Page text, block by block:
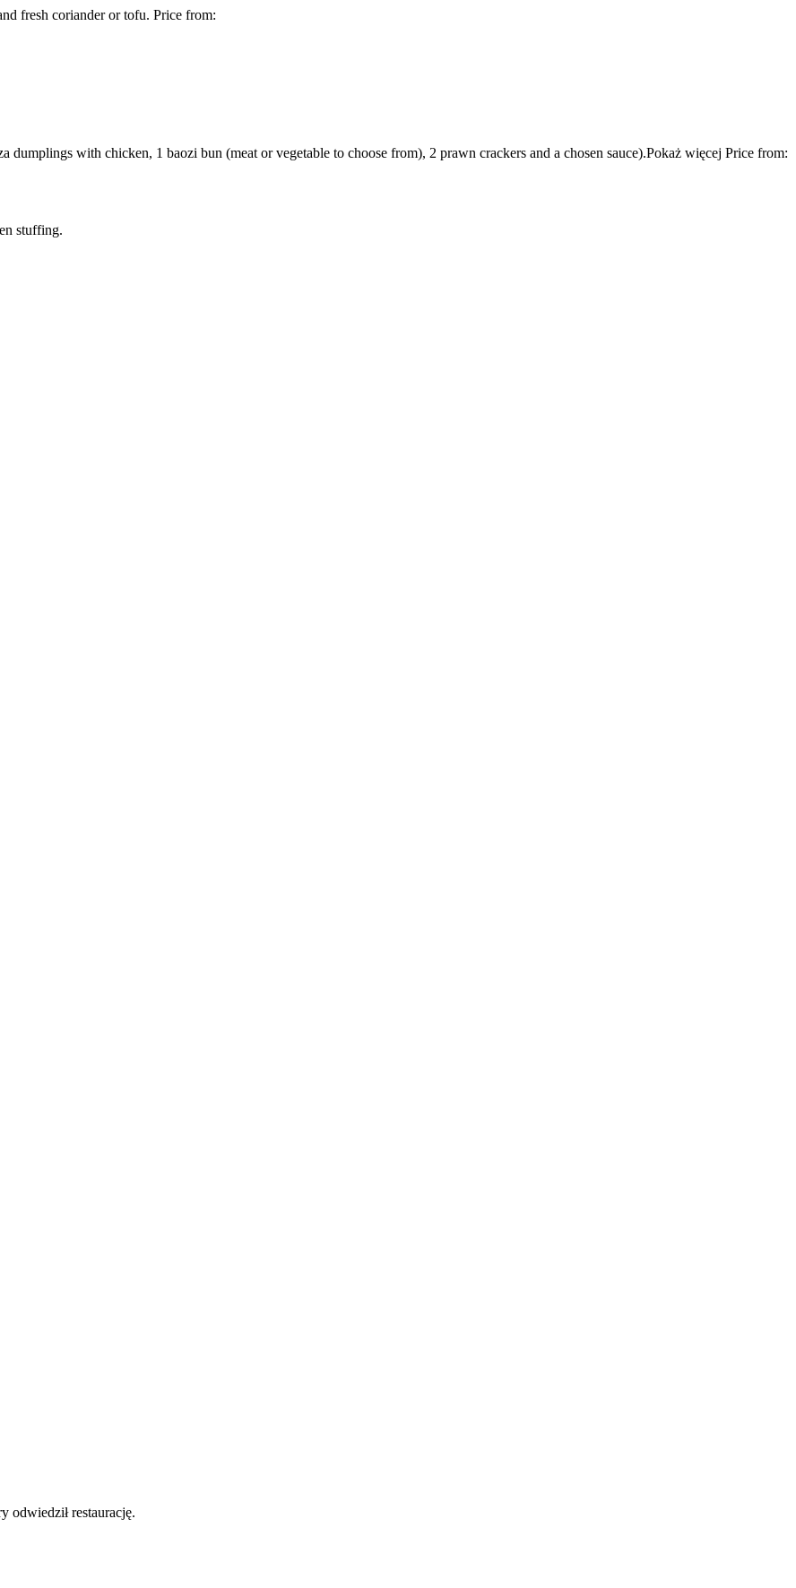
fresh coriander or tofu. Price from:
with chicken, 1 baozi bun (meat or vegetable to choose from), 2 prawn crackers and a chosen sauce).Pokaż więcej Price from:
stuffing.
odwiedził restaurację.